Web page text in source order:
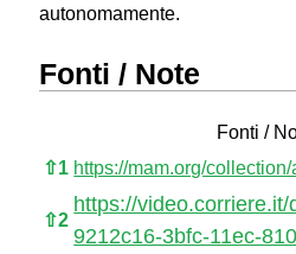
autonomamente.
Fonti / Note
Fonti /
⇧1 https://mam.org/
⇧2
https://
9212c16-3bfc-11ec-